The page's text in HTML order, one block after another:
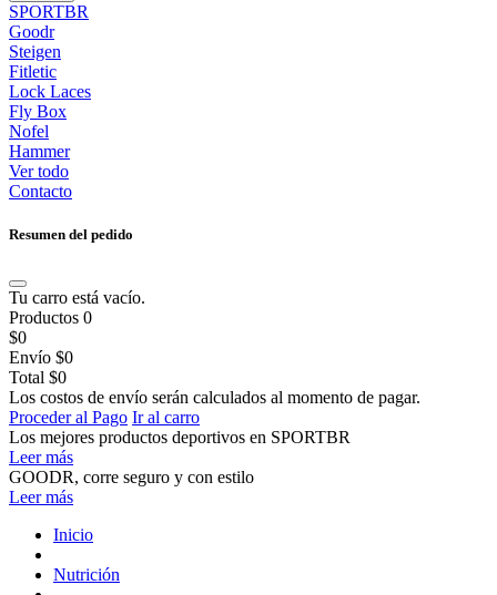
SPORTBR
Goodr
Steigen
Fitletic
Lock Laces
Fly Box
Nofel
Hammer
Ver todo
Contacto
Resumen del pedido
Tu carro está vacío.
Productos 0
$0
Envío $0
Total $0
Los costos de envío serán calculados al momento de pagar.
Proceder al Pago Ir al carro
Los mejores productos deportivos en SPORTBR
Leer más
GOODR, corre seguro y con estilo
Leer más
Inicio
Nutrición